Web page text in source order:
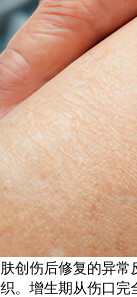
创伤后修复的异
。增生期从伤口